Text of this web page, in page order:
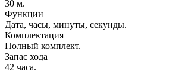
30 м.
Функции
Дата, часы, минуты, секунды.
Комплектация
Полный комплект.
Запас хода
42 часа.